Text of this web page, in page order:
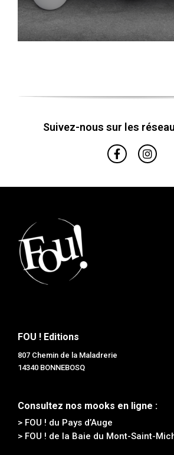
Suivez-nous sur les
FOU ! Editions
807 Chemin de la Maladrerie
14340 BONNEBOSQ
Consultez nos mooks en ligne :
> FOU ! du Pays d’Auge
> FOU ! de la Baie du Mont-Saint-